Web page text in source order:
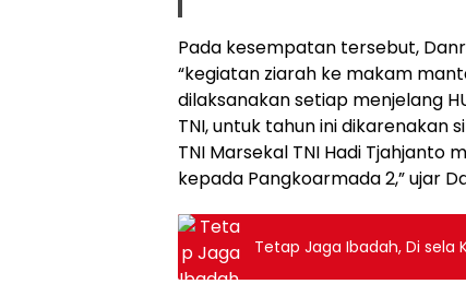
Pada kesempatan tersebut,
“kegiatan ziarah ke makam
dilaksanakan setiap menjelang
TNI, untuk tahun ini dikarenakan
TNI Marsekal TNI Hadi Tjahjanto
kepada Pangkoarmada 2,” ujar
Tetap Jaga Ibadah, Di sela